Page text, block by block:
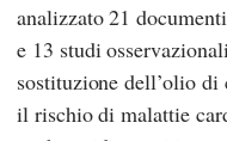
analizzato 21
e 13 studi
sostituzione dell’olio
il rischio di malattie